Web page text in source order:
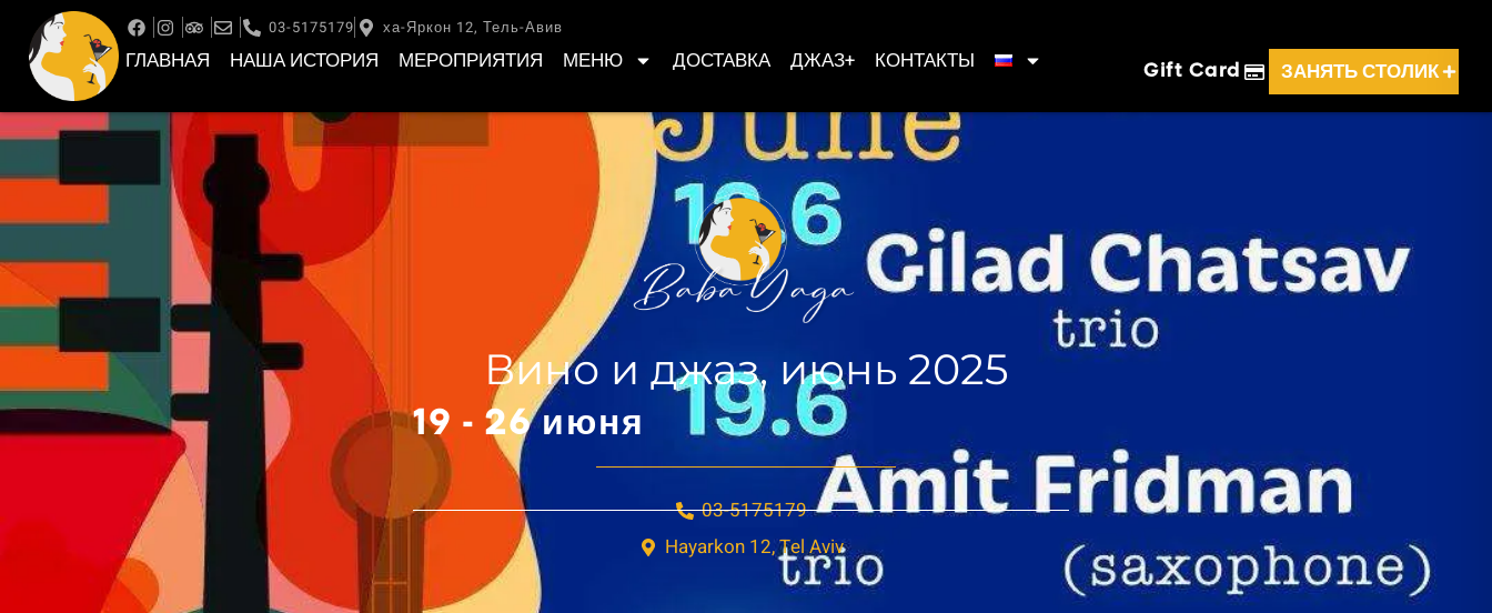
03-5175179 ха-Яркон 12, Тель-Авив
ГЛАВНАЯ НАША ИСТОРИЯ МЕРОПРИЯТИЯ МЕНЮ ДОСТАВКА ДЖАЗ+ КОНТАКТЫ Gift Card ЗАНЯТЬ СТОЛИК
Вино и джаз, июнь 2025
19 - 26 июня
03-5175179
Hayarkon 12, Tel Aviv